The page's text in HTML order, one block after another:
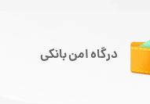
درگاه امن بانکی